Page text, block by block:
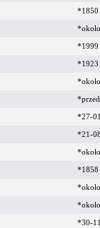
*1850
*1999
*1923
*27-
*21-
*1858
*30-